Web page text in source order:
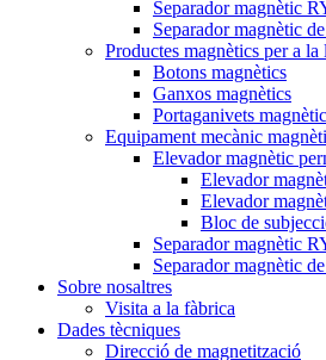
Separador magnètic
Separador magnètic
Productes magnètics per a la
Botons magnètics
Ganxos magnètics
Portaganivets
Equipament mecànic
Elevador magnètic
Elevador
Elevador
Bloc de
Separador magnètic
Separador magnètic
Sobre nosaltres
Visita a la fàbrica
Dades tècniques
Direcció de magnetització